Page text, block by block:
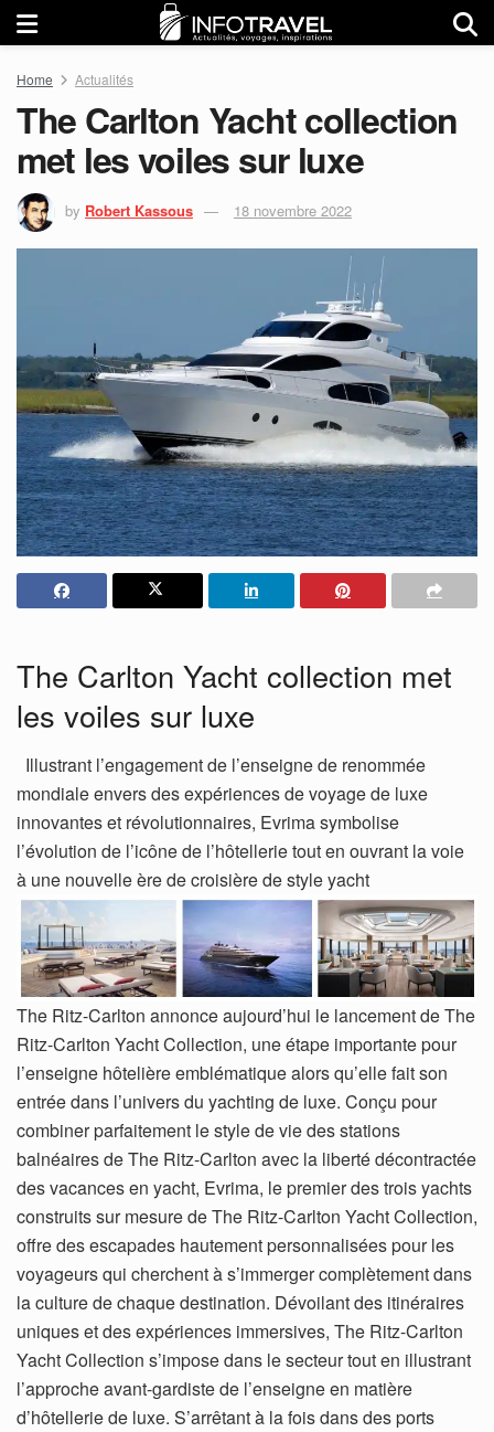
Home Actualités
The Carlton Yacht collection
met les voiles sur luxe
by Robert Kassous 18 novembre 2022
The Carlton Yacht collection met
les voiles sur luxe
Illustrant l’engagement de l’enseigne de renommée
mondiale envers des expériences de voyage de luxe
innovantes et révolutionnaires, Evrima symbolise
l’évolution de l’icône de l’hôtellerie tout en ouvrant la voie
à une nouvelle ère de croisière de style yacht
The Ritz-Carlton annonce aujourd’hui le lancement de The
Ritz-Carlton Yacht Collection, une étape importante pour
l’enseigne hôtelière emblématique alors qu’elle fait son
entrée dans l’univers du yachting de luxe. Conçu pour
combiner parfaitement le style de vie des stations
balnéaires de The Ritz-Carlton avec la liberté décontractée
des vacances en yacht, Evrima, le premier des trois yachts
construits sur mesure de The Ritz-Carlton Yacht Collection,
offre des escapades hautement personnalisées pour les
voyageurs qui cherchent à s’immerger complètement dans
la culture de chaque destination. Dévoilant des itinéraires
uniques et des expériences immersives, The Ritz-Carlton
Yacht Collection s’impose dans le secteur tout en illustrant
l’approche avant-gardiste de l’enseigne en matière
d’hôtellerie de luxe. S’arrêtant à la fois dans des ports